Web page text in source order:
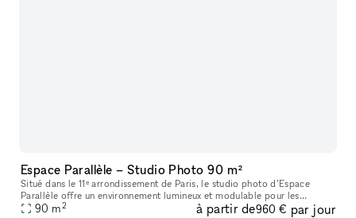
Espace Parallèle – Studio Photo 90 m²
Situé dans le 11ᵉ arrondissement de Paris, le studio photo d’Espace
Parallèle offre un environnement lumineux et modulable pour les
productions créatives, éditoriales et commerciales. Avec ses 90 m²,
90 m2 à partir de960 € par jour